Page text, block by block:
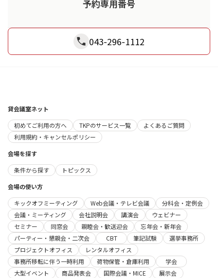
予約専用番号
043-296-1112
貸会議室ネット
初めてご利用の方へ
TKPのサービス一覧
よくあるご質問
利用規約・キャンセルポリシー
会場を探す
条件から探す
トピックス
会場の使い方
キックオフミーティング
Web会議・テレビ会議
分科会・定例会
会議・ミーティング
会社説明会 講演会
ウェビナー
セミナー
同窓会 親睦会・歓送迎会
忘年会・新年会
パーティー・懇親会・二次会
CBT 筆記試験
選挙事務所
プロジェクトオフィス
レンタルオフィス
事務所移転に伴う一時利用
荷物保管・倉庫利用
学会
大型イベント
商品発表会 国際会議・MICE
展示会